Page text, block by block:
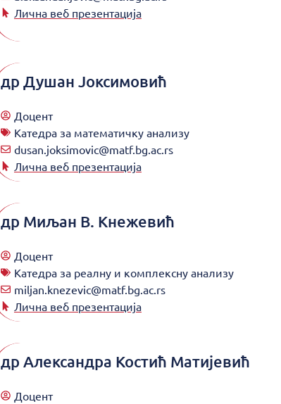
Лична веб презентација
др Душан Јоксимовић
Доцент
Катедра за математичку анализу
dusan.joksimovic@matf.bg.ac.rs
Лична веб презентација
др Миљан В. Кнежевић
Доцент
Катедра за реалну и комплексну анализу
miljan.knezevic@matf.bg.ac.rs
Лична веб презентација
др Александра Костић Матијевић
Доцент